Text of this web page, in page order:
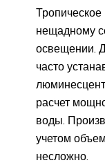
нещадному
освещении.
часто
расчет
воды.
учетом
несложно.